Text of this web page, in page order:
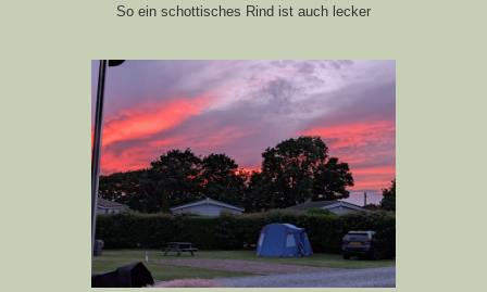
So ein schottisches Rind ist auch lecker